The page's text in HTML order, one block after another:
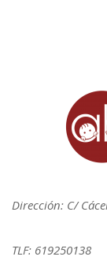
Dirección: C/
TLF: